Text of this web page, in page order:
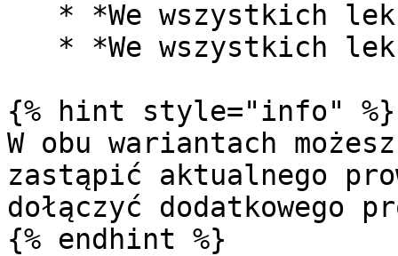
{% hint style="info" %}
W obu wariantach
zastąpić aktualnego
dołączyć dodatkowego
{% endhint %}